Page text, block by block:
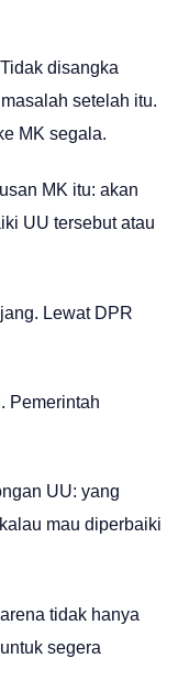
disangka
setelah itu.
MK segala.
MK itu: akan
UU tersebut atau
Lewat DPR
Pemerintah
UU: yang
mau diperbaiki
tidak hanya
segera